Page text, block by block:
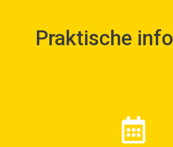
Praktische